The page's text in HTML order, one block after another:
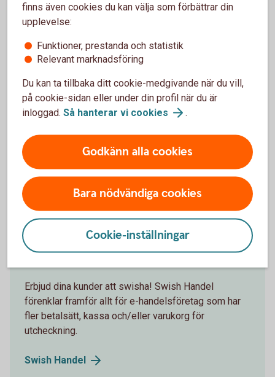
betala och ta betalt kan du fokusera på att driva
ditt företag.
Ta betalt av dina kunder
Med Swedbank Pays plattform för butik och e-
handel får du allt du behöver för att på ett smidigt
sätt kunna ta betalt av dina kunder – var de än
befinner sig.
Ta betalt i butik ochonline
Erbjud dina kunder att swisha! Swish Handel
förenklar framför allt för e-handelsföretag som har
fler betalsätt, kassa och/eller varukorg för
utcheckning.
Swish Handel
finns även cookies du kan välja som förbättrar din
upplevelse:
Funktioner, prestanda och statistik
Relevant marknadsföring
Du kan ta tillbaka ditt cookie-medgivande när du vill,
på cookie-sidan eller under din profil när du är
inloggad. Så hanterar vi cookies .
Godkänn alla cookies
Bara nödvändiga cookies
Cookie-inställningar